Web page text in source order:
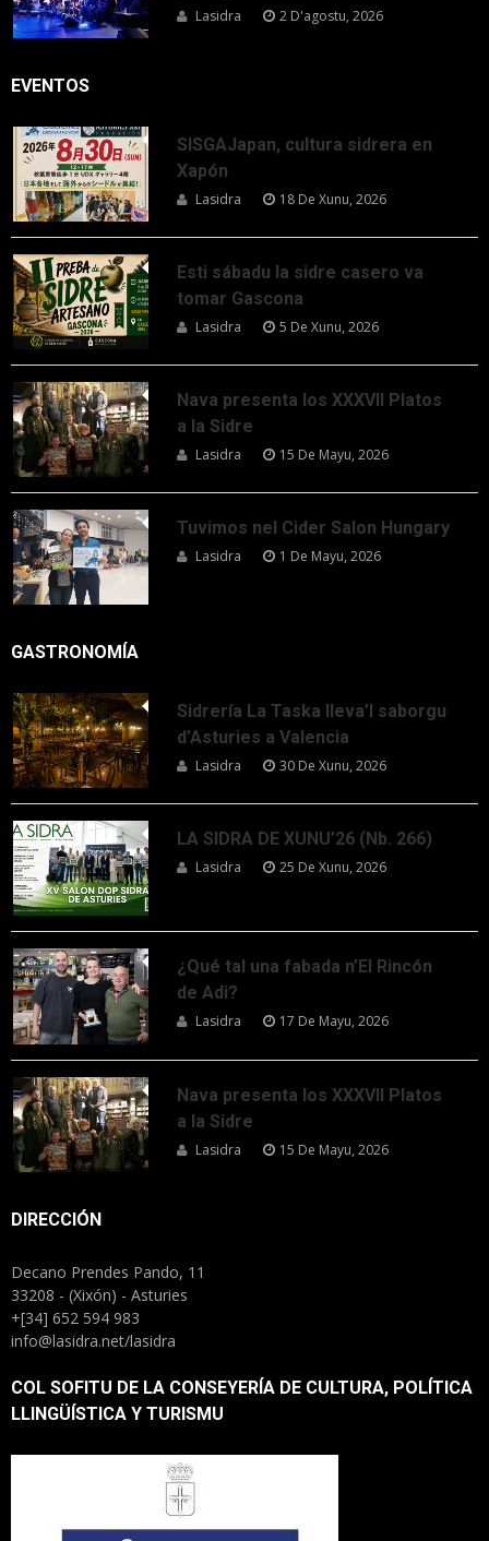
Lasidra 2 D'agostu, 2026
EVENTOS
SISGAJapan, cultura sidrera en
Xapón
Lasidra 18 De Xunu, 2026
Esti sábadu la sidre casero va
tomar Gascona
Lasidra 5 De Xunu, 2026
Nava presenta los XXXVII Platos
a la Sidre
Lasidra 15 De Mayu, 2026
Tuvimos nel Cider Salon Hungary
Lasidra 1 De Mayu, 2026
GASTRONOMÍA
Sidrería La Taska lleva’l saborgu
d’Asturies a Valencia
Lasidra 30 De Xunu, 2026
LA SIDRA DE XUNU’26 (Nb. 266)
Lasidra 25 De Xunu, 2026
¿Qué tal una fabada n’El Rincón
de Adi?
Lasidra 17 De Mayu, 2026
Nava presenta los XXXVII Platos
a la Sidre
Lasidra 15 De Mayu, 2026
DIRECCIÓN
Decano Prendes Pando, 11
33208 - (Xixón) - Asturies
+[34] 652 594 983
info@lasidra.net/lasidra
COL SOFITU DE LA CONSEYERÍA DE CULTURA, POLÍTICA
LLINGÜÍSTICA Y TURISMU